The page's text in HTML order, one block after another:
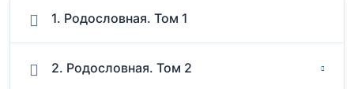
1. Родословная. Том 1
2. Родословная. Том 2